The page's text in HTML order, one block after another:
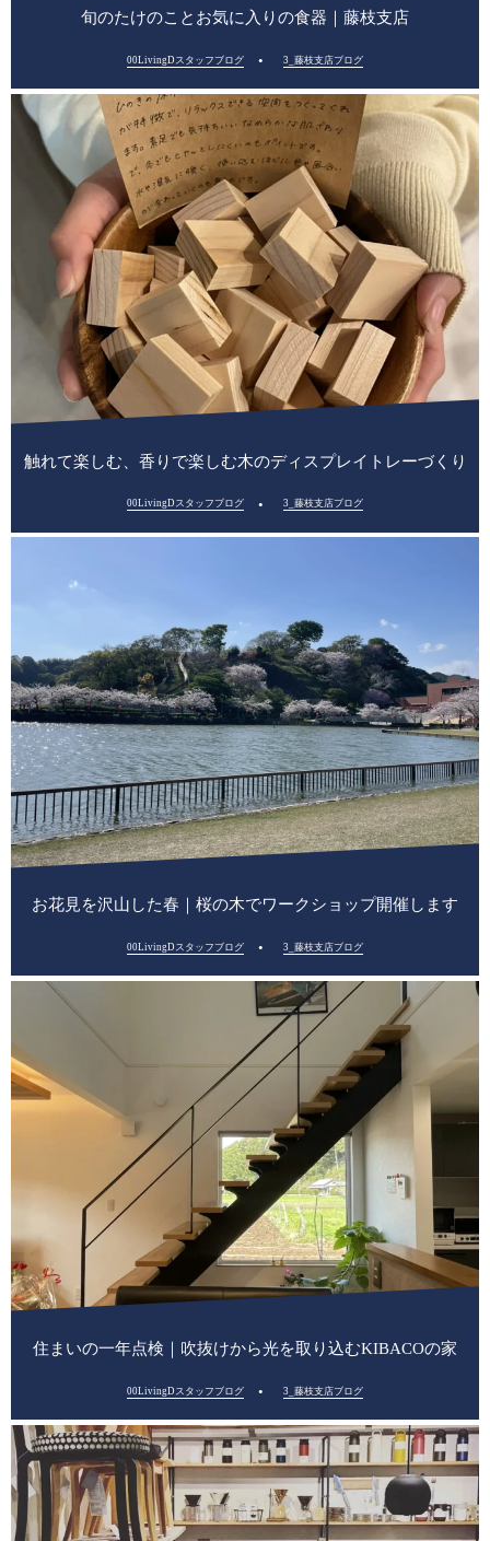
旬のたけのことお気に入りの食器｜藤枝支店
00LivingDスタッフブログ 3_藤枝支店ブログ
触れて楽しむ、香りで楽しむ木のディスプレイトレーづくり
00LivingDスタッフブログ 3_藤枝支店ブログ
お花見を沢山した春｜桜の木でワークショップ開催します
00LivingDスタッフブログ 3_藤枝支店ブログ
住まいの一年点検｜吹抜けから光を取り込むKIBACOの家
00LivingDスタッフブログ 3_藤枝支店ブログ